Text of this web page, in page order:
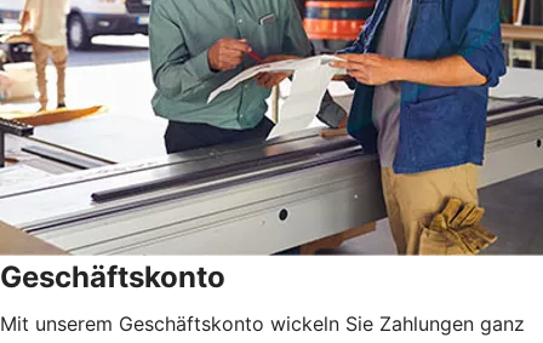
Geschäftskonto
Mit unserem Geschäftskonto wickeln Sie Zahlungen ganz